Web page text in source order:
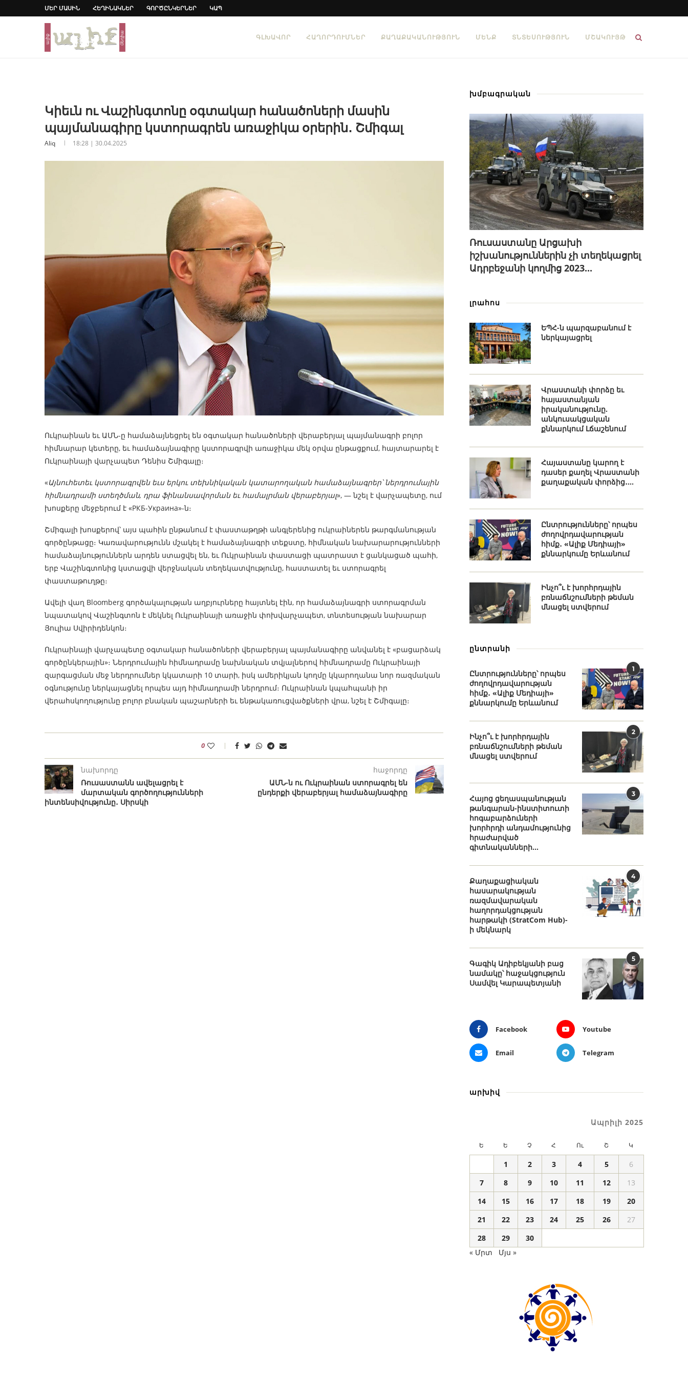
ՄԵՐ ՄԱՍԻՆ ՀԵՂԻՆԱԿՆԵՐ ԳՈՐԾԸՆԿԵՐՆԵՐ ԿԱՊ
ԳԼԽԱՎՈՐ ՀԱՂՈՐԴՈՒՄՆԵՐ ՔԱՂԱՔԱԿԱՆՈՒԹՅՈՒՆ ՄԵՆՔ ՏՆՏԵՍՈՒԹՅՈՒՆ ՄՇԱԿՈՒՅԹ
Կիեւն ու Վաշինգտոնը օգտակար հանածոների մասին
պայմանագիրը կստորագրեն առաջիկա օրերին․ Շմիգալ
Aliq 18:28 | 30.04.2025
Ուկրաինան եւ ԱՄՆ-ը համաձայնեցրել են օգտակար հանածոների վերաբերյալ պայմանագրի բոլոր
հիմնարար կետերը, եւ համաձայնագիրը կստորագրվի առաջիկա մեկ օրվա ընթացքում, հայտարարել է
Ուկրաինայի վարչապետ Դենիս Շմիգալը։
«Այնուհետեւ կստորագրվեն եւս երկու տեխնիկական կատարողական համաձայնագրեր՝ ներդրումային
հիմնադրամի ստեղծման, դրա ֆինանսավորման եւ համալրման վերաբերյալ», — նշել է վարչապետը, ում
խոսքերը մեջբերում է «РКБ-Украина»-ն։
Շմիգալի խոսքերով՝ այս պահին ընթանում է փաստաթղթի անգլերենից ուկրաիներեն թարգմանության
գործընթացը։ Կառավարությունն մշակել է համաձայնագրի տեքստը, հիմնական նախարարությունների
համաձայնություններն արդեն ստացվել են, եւ Ուկրաինան փաստացի պատրաստ է ցանկացած պահի,
երբ Վաշինգտոնից կստացվի վերջնական տեղեկատվությունը, հաստատել եւ ստորագրել
փաստաթուղթը։
Ավելի վաղ Bloomberg գործակալության աղբյուրները հայտնել էին, որ համաձայնագրի ստորագրման
նպատակով Վաշինգտոն է մեկնել Ուկրաինայի առաջին փոխվարչապետ, տնտեսության նախարար
Յուլիա Սվիրիդենկոն։
Ուկրաինայի վարչապետը օգտակար հանածոների վերաբերյալ պայմանագիրը անվանել է «բացարձակ
գործընկերային»։ Ներդրումային հիմնադրամը նախնական տվյալներով հիմնադրամը Ուկրաինայի
զարգացման մեջ ներդրումներ կկատարի 10 տարի, իսկ ամերիկյան կողմը կկարողանա նոր ռազմական
օգնությունը ներկայացնել որպես այդ հիմնադրամի ներդրում։ Ուկրաինան կպահպանի իր
վերահսկողությունը բոլոր բնական պաշարների եւ ենթակառուցվածքների վրա, նշել է Շմիգալը։
0
նախորդը
Ռուսաստանն ավելացրել է
մարտական գործողությունների
ինտենսիվությունը․ Սիրսկի
հաջորդը
ԱՄՆ-ն ու Ուկրաինան ստորագրել են
ընդերքի վերաբերյալ համաձայնագիրը
խմբագրական
Ռուսաստանը Արցախի
իշխանություններին չի տեղեկացրել
Ադրբեջանի կողմից 2023...
լրահոս
ԵՊՀ-ն պարզաբանում է
ներկայացրել
Վրաստանի փորձը եւ
հայաստանյան
իրականությունը.
անկուսակցական
քննարկում Լճաշենում
Հայաստանը կարող է
դասեր քաղել Վրաստանի
քաղաքական փորձից․...
Ընտրությունները՝ որպես
ժողովրդավարության
հիմք․ «Ալիք Մեդիայի»
քննարկումը Երևանում
Ինչո՞ւ է խորհրդային
բռնաճնշումների թեման
մնացել ստվերում
ընտրանի
1
Ընտրությունները՝ որպես
ժողովրդավարության
հիմք․ «Ալիք Մեդիայի»
քննարկումը Երևանում
2
Ինչո՞ւ է խորհրդային
բռնաճնշումների թեման
մնացել ստվերում
3
Հայոց ցեղասպանության
թանգարան-ինստիտուտի
հոգաբարձուների
խորհրդի անդամությունից
հրաժարված
գիտնականների...
4
Քաղաքացիական
հասարակության
ռազմավարական
հաղորդակցության
հարթակի (StratCom Hub)-
ի մեկնարկ
5
Գագիկ Ադիբեկյանի բաց
նամակը՝ հաջակցություն
Սամվել Կարապետյանի
Facebook Youtube
Email Telegram
արխիվ
Ապրիլի 2025
Ե Ե Չ Հ Ու Շ Կ
1 2 3 4 5
6
7
8 9 10 11 12
13
14
15 16 17 18 19
20
21
22 23 24 25 26
27
28
29
30
« Մրտ
Մյս »